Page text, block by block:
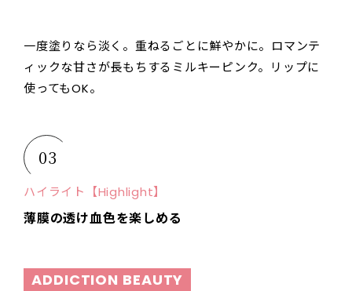
一度塗りなら淡く。重ねるごとに鮮やかに。ロマンテ
ィックな甘さが長もちするミルキーピンク。リップに
使ってもOK。
03
ハイライト【Highlight】
薄膜の透け血色を楽しめる
ADDICTION BEAUTY